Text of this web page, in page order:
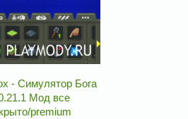
- Симулятор Бога
Мод все
premium